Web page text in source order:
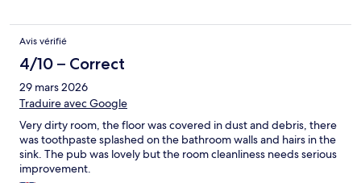
Avis vérifié
4/10 – Correct
29 mars 2026
Traduire avec Google
Very dirty room, the floor was covered in dust and debris, there
was toothpaste splashed on the bathroom walls and hairs in the
sink. The pub was lovely but the room cleanliness needs serious
improvement.